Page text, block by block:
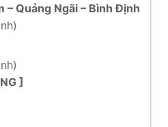
– Quảng Ngãi – Bình Định
]